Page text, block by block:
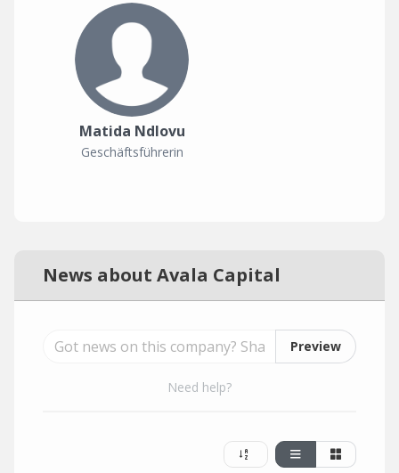
Matida Ndlovu
Geschäftsführerin
News about Avala Capital
Preview
Need help?